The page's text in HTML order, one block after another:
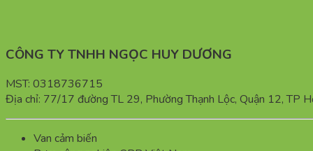
CÔNG TY TNHH NGỌC HUY DƯƠNG
MST: 0318736715
Địa chỉ: 77/17 đường TL 29, Phường Thạnh Lộc, Quận 12, TP
Van cảm biến